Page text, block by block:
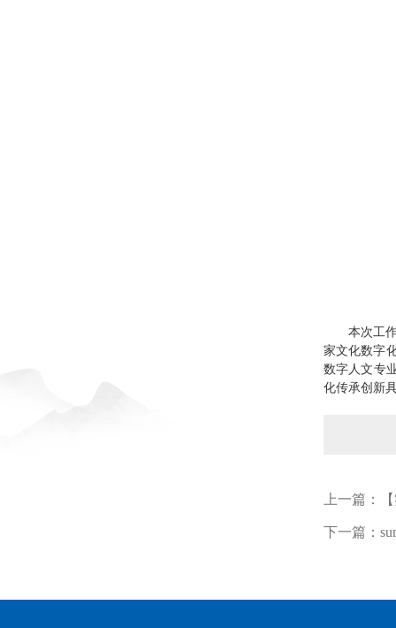
本次工
家文化数字
数字人文专
化传承创新
上一篇：
下一篇：